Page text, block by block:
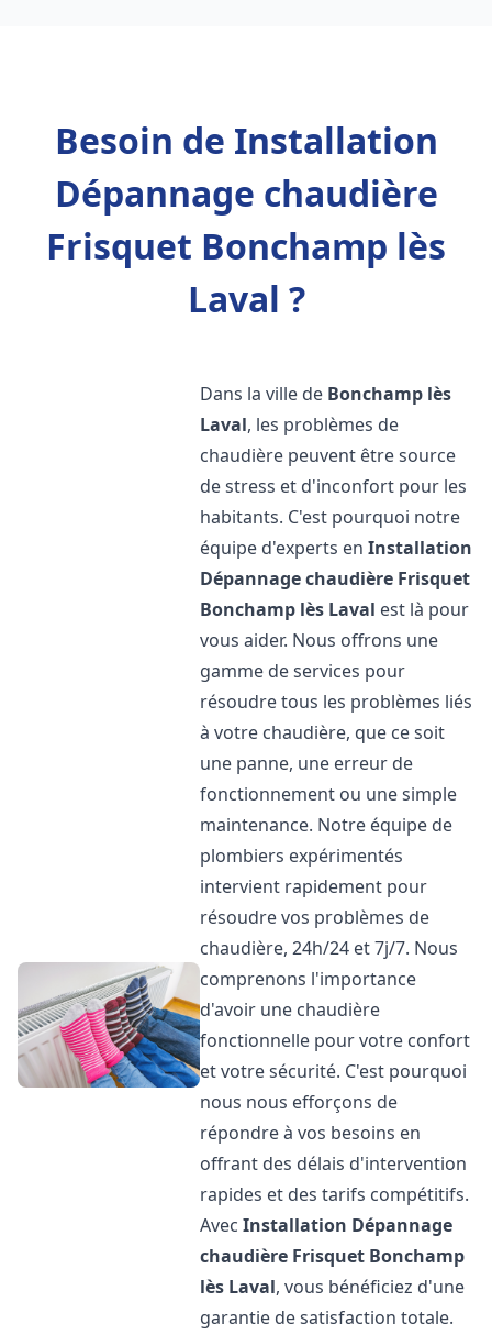
Besoin de Installation
Dépannage chaudière
Frisquet Bonchamp lès
Laval ?
Dans la ville de Bonchamp lès
Laval, les problèmes de
chaudière peuvent être source
de stress et d'inconfort pour les
habitants. C'est pourquoi notre
équipe d'experts enInstallation
Dépannage chaudière Frisquet
Bonchamp lès Laval est là pour
vous aider. Nous offrons une
gamme de services pour
résoudre tous les problèmes liés
à votre chaudière, que ce soit
une panne, une erreur de
fonctionnement ou une simple
maintenance. Notre équipe de
plombiers expérimentés
intervient rapidement pour
résoudre vos problèmes de
chaudière, 24h/24 et 7j/7. Nous
comprenons l'importance
d'avoir une chaudière
fonctionnelle pour votre confort
et votre sécurité. C'est pourquoi
nous nous efforçons de
répondre à vos besoins en
offrant des délais d'intervention
rapides et des tarifs compétitifs.
AvecInstallation Dépannage
chaudière Frisquet Bonchamp
lès Laval, vous bénéficiez d'une
garantie de satisfaction totale.